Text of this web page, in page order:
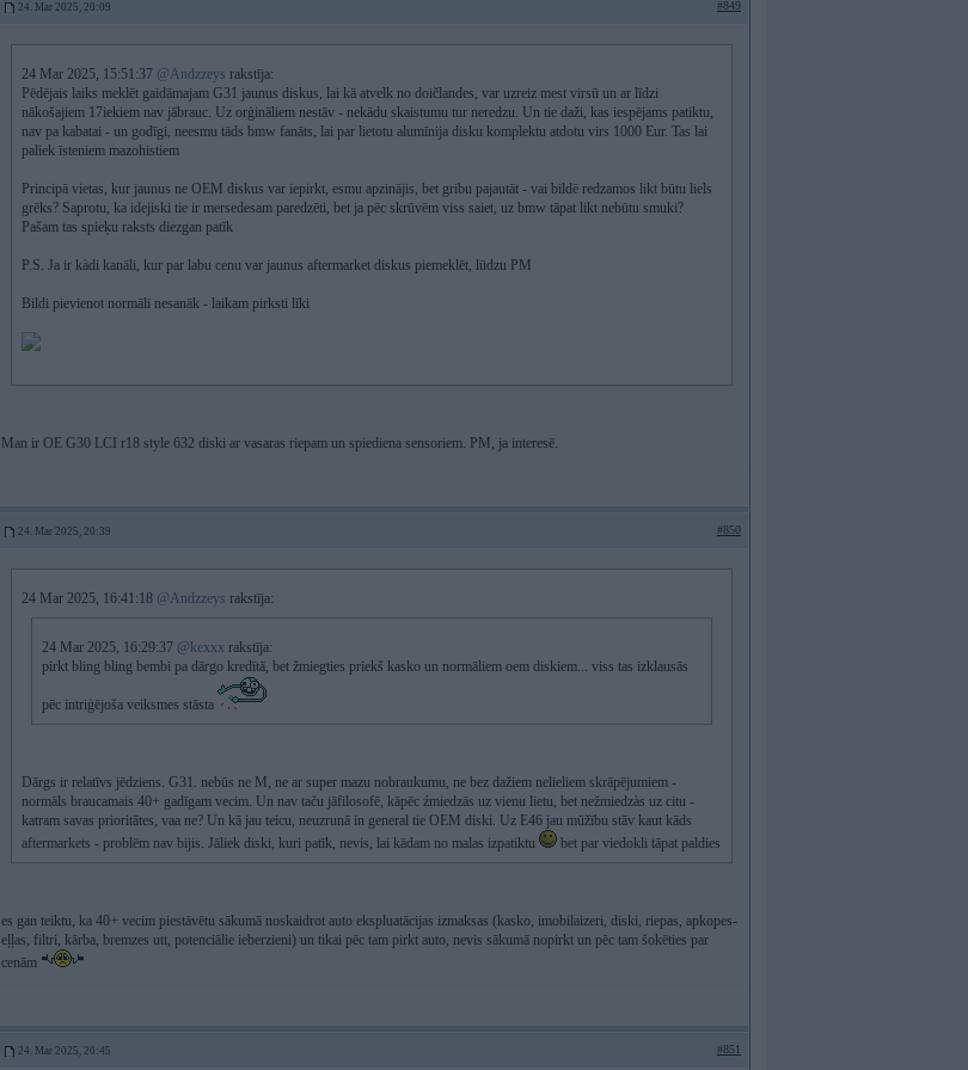
24. Mar 2025, 20:09 #849
24 Mar 2025, 15:51:37 @Andzzeys rakstīja:
Pēdējais laiks meklēt gaidāmajam G31 jaunus diskus, lai kā atvelk no doičlandes, var uzreiz mest virsū un ar līdzi
nākošajiem 17iekiem nav jābrauc. Uz orģināliem nestāv - nekādu skaistumu tur neredzu. Un tie daži, kas iespējams patiktu,
nav pa kabatai - un godīgi, neesmu tāds bmw fanāts, lai par lietotu alumīnija disku komplektu atdotu virs 1000 Eur. Tas lai
paliek īsteniem mazohistiem
Principā vietas, kur jaunus ne OEM diskus var iepirkt, esmu apzinājis, bet gribu pajautāt - vai bildē redzamos likt būtu liels
grēks? Saprotu, ka idejiski tie ir mersedesam paredzēti, bet ja pēc skrūvēm viss saiet, uz bmw tāpat likt nebūtu smuki?
Pašam tas spieķu raksts diezgan patīk
P.S. Ja ir kàdi kanāli, kur par labu cenu var jaunus aftermarket diskus piemeklēt, lūdzu PM
Bildi pievienot normāli nesanāk - laikam pirksti līki
Man ir OE G30 LCI r18 style 632 diski ar vasaras riepam un spiediena sensoriem. PM, ja interesē.
24. Mar 2025, 20:39 #850
24 Mar 2025, 16:41:18 @Andzzeys rakstīja:
24 Mar 2025, 16:29:37 @kexxx rakstīja:
pirkt bling bling bembi pa dārgo kredītā, bet žmiegties priekš kasko un normāliem oem diskiem... viss tas izklausās
pēc intriģējoša veiksmes stāsta
Dārgs ir relatīvs jēdziens. G31. nebūs ne M, ne ar super mazu nobraukumu, ne bez dažiem nelieliem skrāpējumiem -
normāls braucamais 40+ gadīgam vecim. Un nav taču jāfilosofē, kāpēc źmiedzās uz vienu lietu, bet nežmiedzàs uz citu -
katram savas prioritātes, vaa ne? Un kā jau teicu, neuzrunā in general tie OEM diski. Uz E46 jau mūžību stāv kaut kāds
aftermarkets - problēm nav bijis. Jāliek diski, kuri patīk, nevis, lai kādam no malas izpatiktu
bet par viedokli tāpat paldies
es gan teiktu, ka 40+ vecim piestāvētu sākumā noskaidrot auto ekspluatācijas izmaksas (kasko, imobilaizeri, diski, riepas, apkopes-
eļļas, filtri, kārba, bremzes utt, potenciālie ieberzieni) un tikai pēc tam pirkt auto, nevis sākumā nopirkt un pēc tam šokēties par
cenām
24. Mar 2025, 20:45 #851